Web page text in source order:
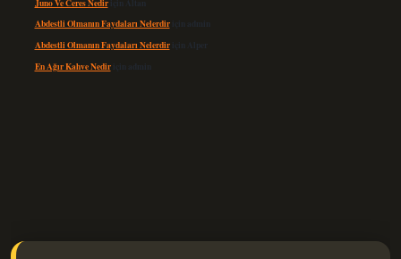
Abdestli Olmanın Faydaları Nelerdiriçin admin
Abdestli Olmanın Faydaları Nelerdiriçin Alper
En Ağır Kahve Nediriçin admin